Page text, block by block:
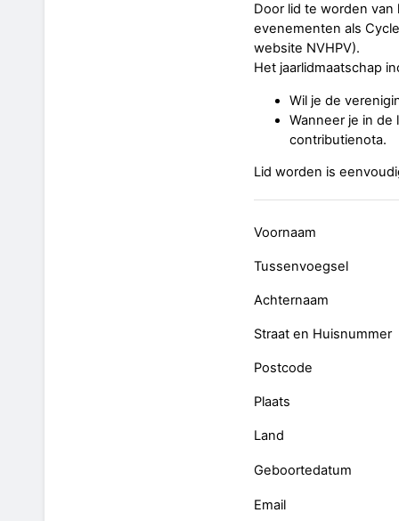
Door lid te worden
evenementen als
website NVHPV).
Het jaarlidmaatschap
Wil je de
Wanneer je in de
contributienota.
Lid worden is
Voornaam
Tussenvoegsel
Achternaam
Straat en Huisnummer
Postcode
Plaats
Land
Geboortedatum
Email